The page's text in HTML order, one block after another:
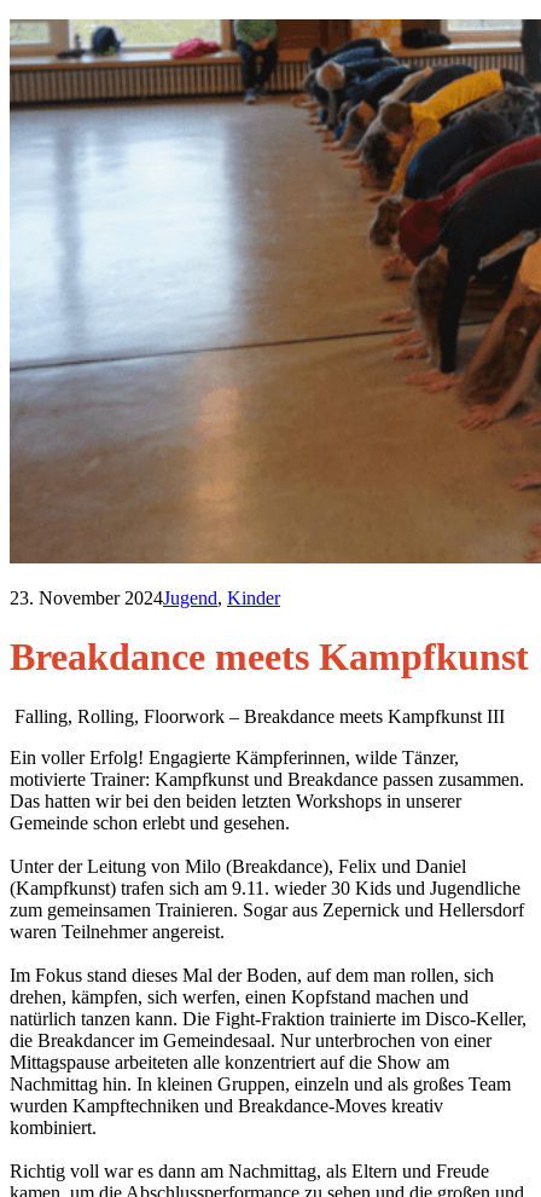
23. November 2024Jugend, Kinder
Breakdance meets Kampfkunst
Falling, Rolling, Floorwork – Breakdance meets Kampfkunst III
Ein voller Erfolg! Engagierte Kämpferinnen, wilde Tänzer,
motivierte Trainer: Kampfkunst und Breakdance passen zusammen.
Das hatten wir bei den beiden letzten Workshops in unserer
Gemeinde schon erlebt und gesehen.
Unter der Leitung von Milo (Breakdance), Felix und Daniel
(Kampfkunst) trafen sich am 9.11. wieder 30 Kids und Jugendliche
zum gemeinsamen Trainieren. Sogar aus Zepernick und Hellersdorf
waren Teilnehmer angereist.
Im Fokus stand dieses Mal der Boden, auf dem man rollen, sich
drehen, kämpfen, sich werfen, einen Kopfstand machen und
natürlich tanzen kann. Die Fight-Fraktion trainierte im Disco-Keller,
die Breakdancer im Gemeindesaal. Nur unterbrochen von einer
Mittagspause arbeiteten alle konzentriert auf die Show am
Nachmittag hin. In kleinen Gruppen, einzeln und als großes Team
wurden Kampftechniken und Breakdance-Moves kreativ
kombiniert.
Richtig voll war es dann am Nachmittag, als Eltern und Freude
kamen, um die Abschlussperformance zu sehen und die großen und